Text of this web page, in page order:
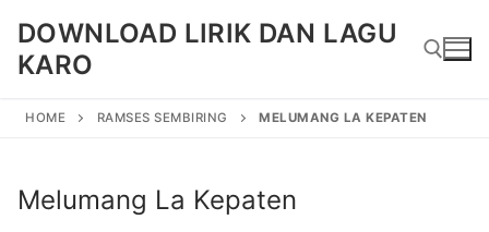
content
DOWNLOAD LIRIK DAN LAGU
KARO
HOME RAMSES SEMBIRING MELUMANG LA KEPATEN
Melumang La Kepaten